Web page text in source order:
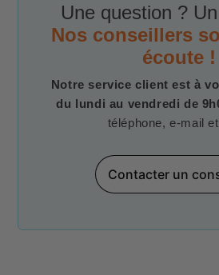
Une question ?
Nos conseillers
écoute !
Notre service client est à
du lundi au vendredi de
téléphone, e-mail
Contacter un